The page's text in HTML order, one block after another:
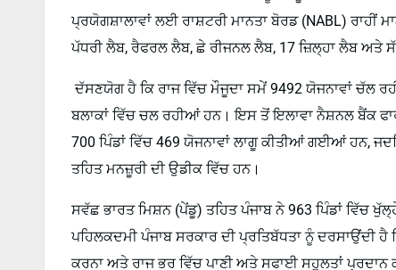
ਪ੍ਰਯੋਗਸ਼ਾਲਾਵਾਂ ਲਈ ਰਾਸ਼ਟਰੀ ਮਾਨਤਾ ਬੋਰਡ (NABL) ਰਾਹੀਂ
ਪੱਧਰੀ ਲੈਬ, ਰੈਫਰਲ ਲੈਬ, ਛੇ ਰੀਜਨਲ ਲੈਬ, 17 ਜ਼ਿਲ੍ਹਾ ਲੈਬ ਅਤੇ
ਦੱਸਣਯੋਗ ਹੈ ਕਿ ਰਾਜ ਵਿੱਚ ਮੌਜੂਦਾ ਸਮੇਂ 9492 ਯੋਜਨਾਵਾਂ ਚੱਲ
ਬਲਾਕਾਂ ਵਿੱਚ ਚਲ ਰਹੀਆਂ ਹਨ। ਇਸ ਤੋਂ ਇਲਾਵਾ ਨੈਸ਼ਨਲ ਬੈਂਕ
700 ਪਿੰਡਾਂ ਵਿੱਚ 469 ਯੋਜਨਾਵਾਂ ਲਾਗੂ ਕੀਤੀਆਂ ਗਈਆਂ ਹਨ,
ਤਹਿਤ ਮਨਜ਼ੂਰੀ ਦੀ ਉਡੀਕ ਵਿੱਚ ਹਨ।
ਸਵੱਛ ਭਾਰਤ ਮਿਸ਼ਨ (ਪੇਂਡੂ) ਤਹਿਤ ਪੰਜਾਬ ਨੇ 963 ਪਿੰਡਾਂ ਵਿੱਚ
ਪਹਿਲਕਦਮੀ ਪੰਜਾਬ ਸਰਕਾਰ ਦੀ ਪ੍ਰਤਿਬੱਧਤਾ ਨੂੰ ਦਰਸਾਉਂਦੀ
ਕਰਨਾ ਅਤੇ ਰਾਜ ਭਰ ਵਿੱਚ ਪਾਣੀ ਅਤੇ ਸਫਾਈ ਸਹੂਲਤਾਂ ਪ੍ਰਦਾਨ